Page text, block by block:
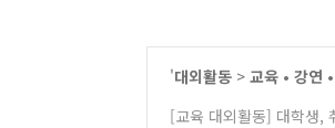
'대외활동 > 교육 • 강연
[교육 대외활동] 대학생,